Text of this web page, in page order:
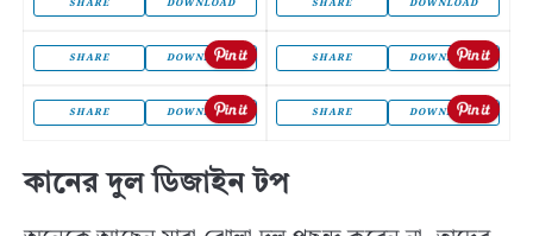
SHARE DOWNLOAD SHARE DOWNLOAD
SHARE DOWNLOAD SHARE DOWNLOAD
SHARE DOWNLOAD SHARE DOWNLOAD
কানের দুল ডিজাইন টপ